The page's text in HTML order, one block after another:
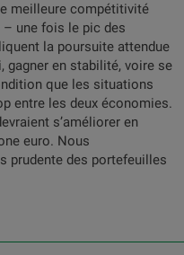
meilleure compétitivité
une fois le pic des
la poursuite attendue
gagner en stabilité, voire se
que les situations
entre les deux économies.
s’améliorer en
euro. Nous
prudente des portefeuilles